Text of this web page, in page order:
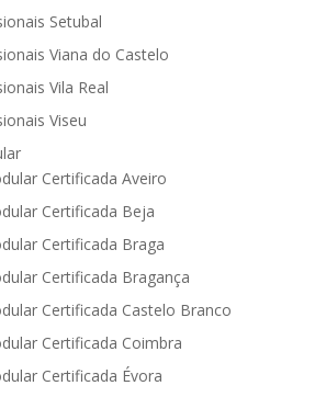
Setubal
Viana do Castelo
Vila Real
Viseu
Certificada Aveiro
Certificada Beja
Certificada Braga
Certificada Bragança
Certificada Castelo Branco
Certificada Coimbra
Certificada Évora